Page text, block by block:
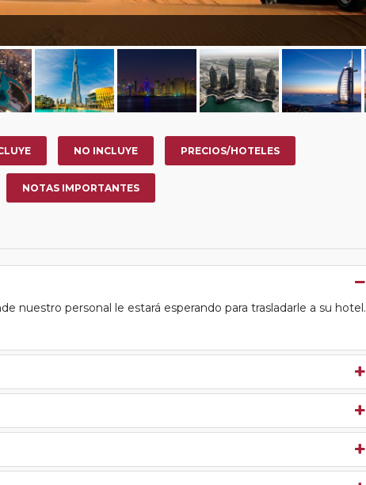
NO INCLUYE PRECIOS/HOTELES
NOTAS IMPORTANTES
nuestro personal le estará esperando para trasladarle a su hotel.